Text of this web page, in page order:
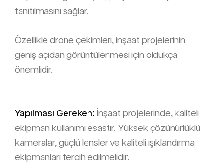
tanıtılmasını sağlar.
Özellikle drone çekimleri, inşaat projelerinin
geniş açıdan görüntülenmesi için oldukça
önemlidir.
Yapılması Gereken: İnşaat projelerinde, kaliteli
ekipman kullanımı esastır. Yüksek çözünürlüklü
kameralar, güçlü lensler ve kaliteli ışıklandırma
ekipmanları tercih edilmelidir.